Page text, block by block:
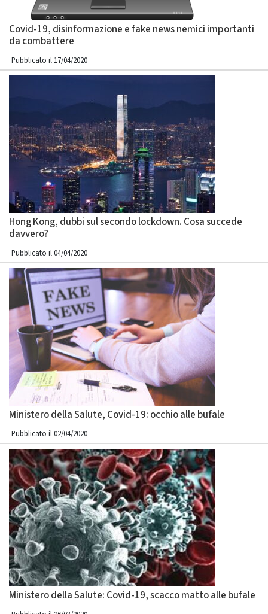
Covid-19, disinformazione e fake news nemici importanti
da combattere
Pubblicato il 17/04/2020
Hong Kong, dubbi sul secondo lockdown. Cosa succede
davvero?
Pubblicato il 04/04/2020
Ministero della Salute, Covid-19: occhio alle bufale
Pubblicato il 02/04/2020
Ministero della Salute: Covid-19, scacco matto alle bufale